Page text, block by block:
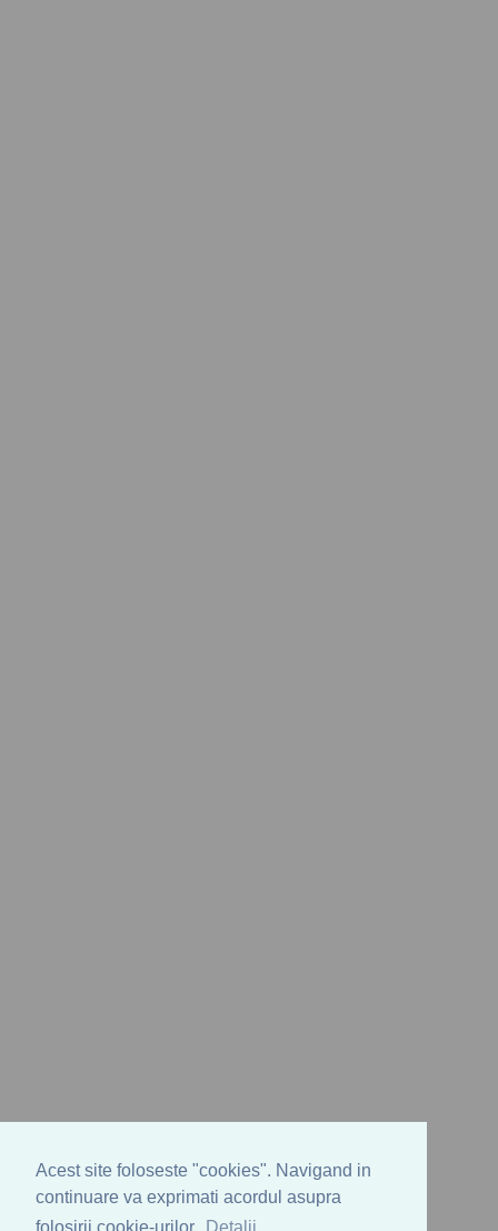
Acest site foloseste "cookies". Navigand in
continuare va exprimati acordul asupra